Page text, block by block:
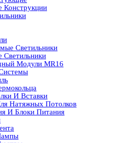
Конструкции
Светильники
Светильники
Модули MR16
И Вставки
Натяжных Потолков
И Блоки Питания